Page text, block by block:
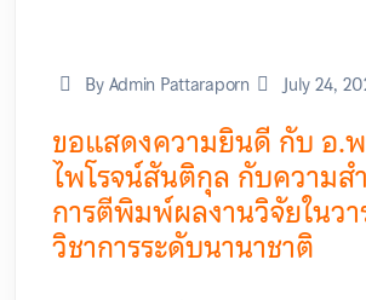
By Admin Pattaraporn July 24,
ขอแสดงความยินดี กับ อ.
ไพโรจน์สันติกุล กับความส
การตีพิมพ์ผลงานวิจัยในวา
วิชาการระดับนานาชาติ